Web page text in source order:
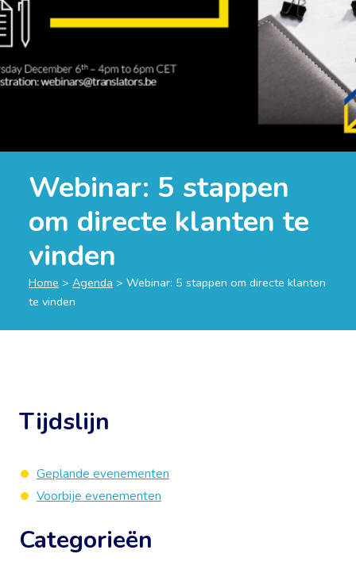
Webinar: 5 stappen
om directe klanten te
vinden
Home > Agenda > Webinar: 5 stappen om directe klanten
te vinden
Tijdslijn
Geplande evenementen
Voorbije evenementen
Categorieën